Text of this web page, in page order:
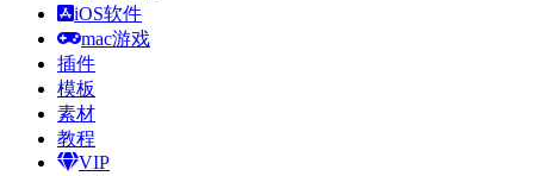
iOS软件
mac游戏
插件
模板
素材
教程
VIP